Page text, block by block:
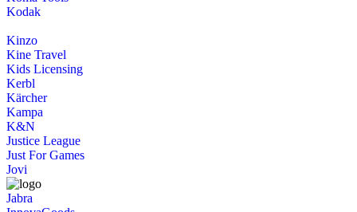
Kodak
Kinzo
Kine Travel
Kids Licensing
Kerbl
Kärcher
Kampa
K&N
Justice League
Just For Games
Jovi
Jabra